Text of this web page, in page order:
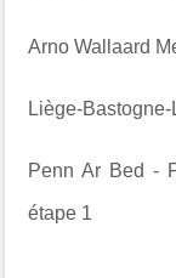
Arno Wallaard
Liège-
Penn Ar Bed -
étape 1